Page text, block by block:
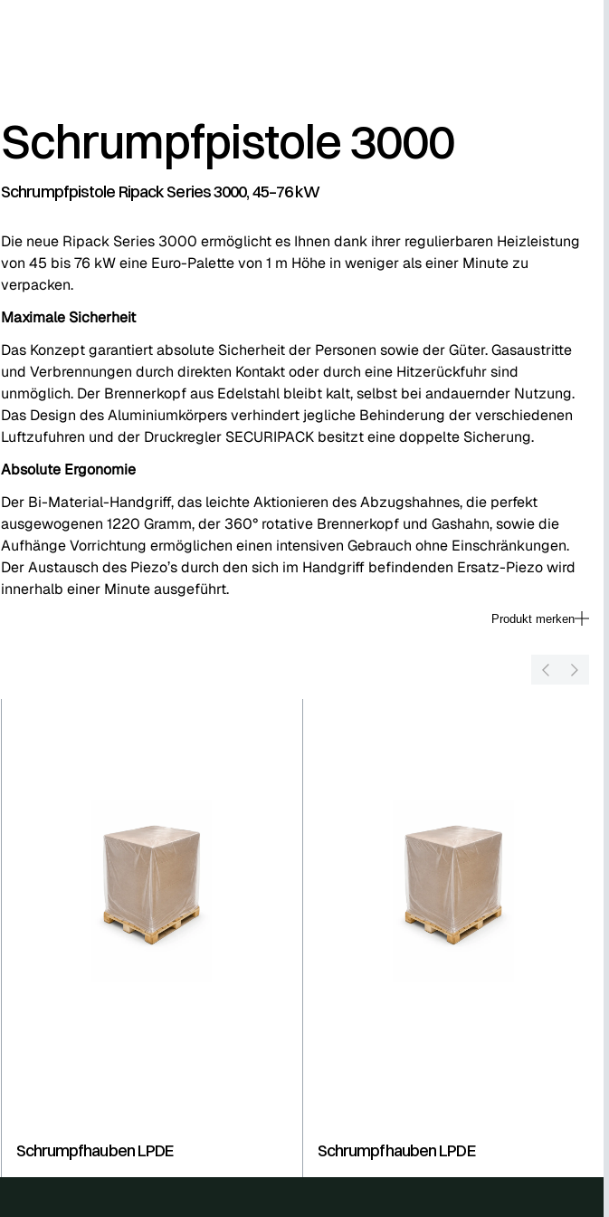
Schrumpfpistole 3000
Schrumpfpistole Ripack Series 3000, 45–76 kW
Die neue Ripack Series 3000 ermöglicht es Ihnen dank ihrer regulierbaren Heizleistung
von 45 bis 76 kW eine Euro-Palette von 1 m Höhe in weniger als einer Minute zu
verpacken.
Maximale Sicherheit
Das Konzept garantiert absolute Sicherheit der Personen sowie der Güter. Gasaustritte
und Verbrennungen durch direkten Kontakt oder durch eine Hitzerückfuhr sind
unmöglich. Der Brennerkopf aus Edelstahl bleibt kalt, selbst bei andauernder Nutzung.
Das Design des Aluminiumkörpers verhindert jegliche Behinderung der verschiedenen
Luftzufuhren und der Druckregler SECURIPACK besitzt eine doppelte Sicherung.
Absolute Ergonomie
Der Bi-Material-Handgriff, das leichte Aktionieren des Abzugshahnes, die perfekt
ausgewogenen 1220 Gramm, der 360° rotative Brennerkopf und Gashahn, sowie die
Aufhänge Vorrichtung ermöglichen einen intensiven Gebrauch ohne Einschränkungen.
Der Austausch des Piezo’s durch den sich im Handgriff befindenden Ersatz-Piezo wird
innerhalb einer Minute ausgeführt.
Produkt merken
Schrumpfhauben LPDE Schrumpfhauben LPDE